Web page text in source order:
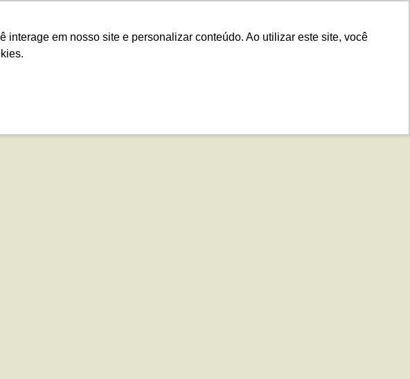
em nosso site e personalizar conteúdo. Ao utilizar este site, você